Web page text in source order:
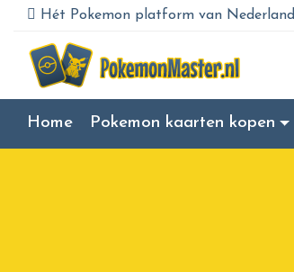
Hét Pokemon platform van Nederland
Home Pokemon kaarten kopen